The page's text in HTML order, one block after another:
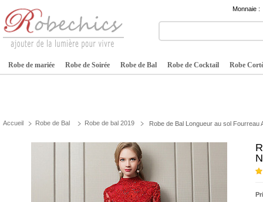
Monnaie :
Robe de mariée Robe de Soirée Robe de Bal Robe de Cocktail Robe
Accueil Robe de Bal Robe de bal 2019 Robe de Bal Longueur au sol Fourreau